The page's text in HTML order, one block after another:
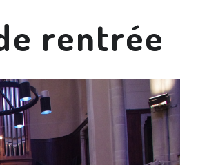
rentrée